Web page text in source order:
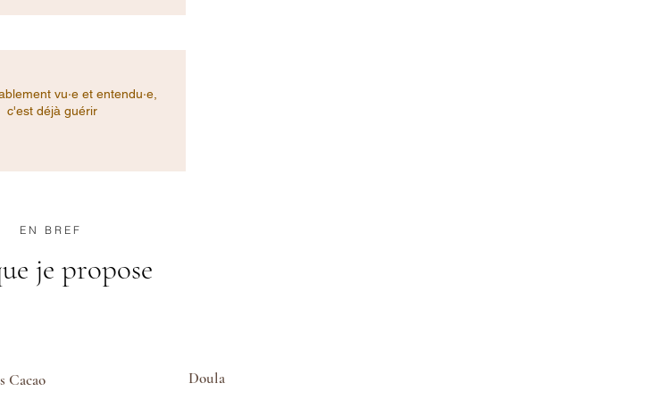
vu·e et entendu·e,
c'est déjà guérir
EN BREF
je propose
Cacao Doula